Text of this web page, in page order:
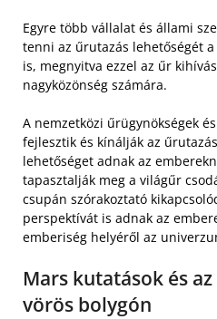
Egyre több vállalat és állami
tenni az űrutazás lehetőségét
is, megnyitva ezzel az űr
nagyközönség számára.
A nemzetközi űrügynökségek
fejlesztik és kínálják az
lehetőséget adnak az
tapasztalják meg a világűr
csupán szórakoztató
perspektívát is adnak az
emberiség helyéről az
Mars kutatások és
vörös bolygón